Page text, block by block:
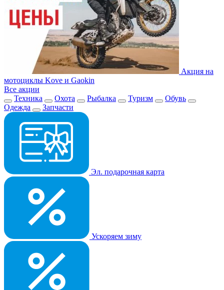
Акция на
мотоциклы Kove и Gaokin
Все акции
Техника
Охота Рыбалка Туризм
Обувь
Одежда
Запчасти
Эл. подарочная карта
Ускоряем зиму